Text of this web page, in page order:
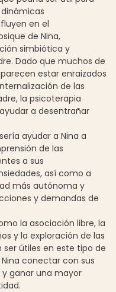
en el
de Nina,
simbiótica y
Dado que muchos de
estar enraizados
de las
la psicoterapia
a desentrañar
ayudar a Nina a
de las
a sus
así como a
más autónoma y
y demandas de
la asociación libre, la
y la exploración de las
útiles en este tipo de
conectar con sus
ganar una mayor